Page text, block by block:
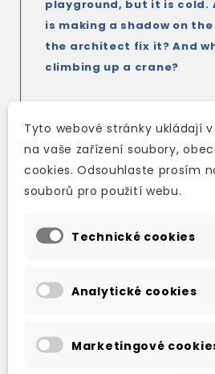
playground, but it is cold.
is making a shadow on
the architect fix it? And
climbing up a crane?
English is available for every
At Levels 1 to 6, audio is
audio packsfor every
Tyto webové stránky ukládají
na vaše zařízení soubory,
cookies. Odsouhlaste prosím
souborů pro použití webu.
Technické cookies
Analytické cookies
Marketingové